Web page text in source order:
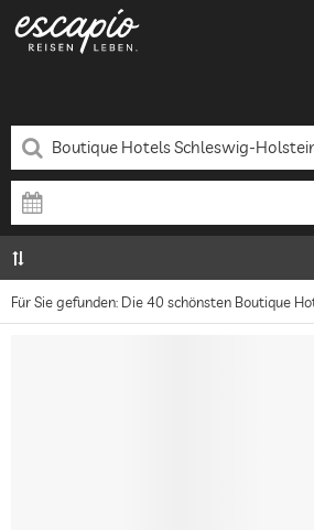
Für Sie gefunden: Die 40 schönsten Boutique